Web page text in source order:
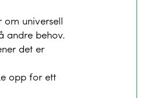
om universell
andre behov.
det er
opp for ett